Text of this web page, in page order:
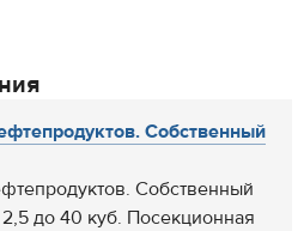
Собственный
Собственный
до 40 куб. Посекционная